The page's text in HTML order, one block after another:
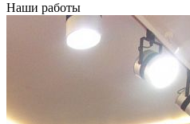
Наши работы